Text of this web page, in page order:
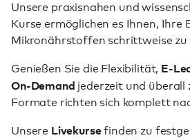
Unsere praxisnahen und
Kurse ermöglichen es Ihnen, Ihre
Mikronährstoffen schrittweise zu
Genießen Sie die Flexibilität, E-
On-Demand jederzeit und überall
Formate richten sich komplett
Unsere Livekursefinden zu